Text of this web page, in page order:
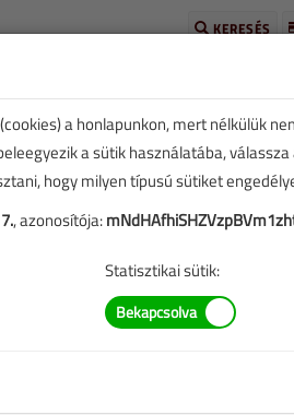
KERESÉS
Mikor
a honlapunkon, mert nélkülük
a sütik használatába,
hogy milyen típusú sütiket
, azonosítója:
Statisztikai sütik: